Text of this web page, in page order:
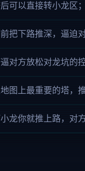
可以直接转小龙区
把下路推深，逼迫
对方放松对龙坑的
图上最重要的塔，
龙你就推上路，对